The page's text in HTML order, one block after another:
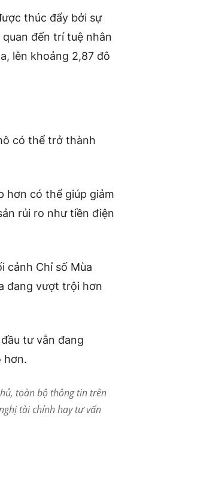
thúc đẩy bởi sự
đến trí tuệ nhân
lên khoảng 2,87 đô
có thể trở thành
hơn có thể giúp giảm
rủi ro như tiền điện
cảnh Chỉ số Mùa
đang vượt trội hơn
tư vẫn đang
hơn.
toàn bộ thông tin trên
tài chính hay tư vấn